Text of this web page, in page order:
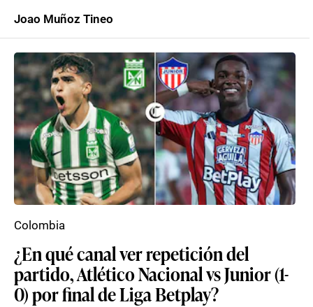
Joao Muñoz Tineo
¿En qué canal ver repetición del
partido, Atlético Nacional vs Junior (1-
0) por final de Liga Betplay?
Colombia